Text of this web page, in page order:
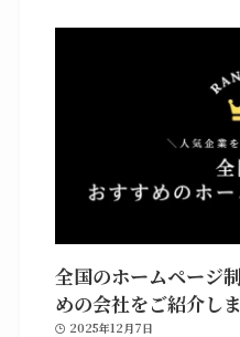
全国のホームページ
めの会社をご紹介しま
2025年12月7日